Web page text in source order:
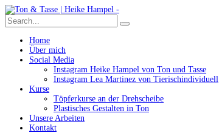
Home
Über mich
Social Media
Instagram Heike Hampel von Ton und Tasse
Instagram Lea Martinez von Tierischindividuell
Kurse
Töpferkurse an der Drehscheibe
Plastisches Gestalten in Ton
Unsere Arbeiten
Kontakt